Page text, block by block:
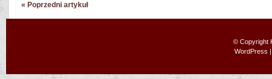
« Poprzedni artykuł
© Copyright
WordPress